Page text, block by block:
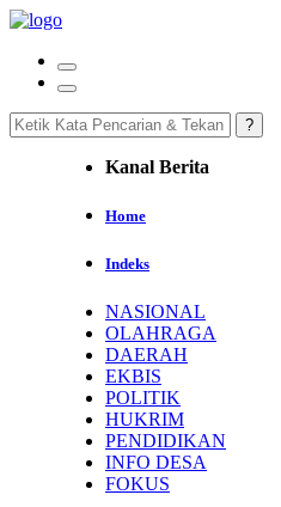
Kanal Berita
Home
Indeks
NASIONAL
OLAHRAGA
DAERAH
EKBIS
POLITIK
HUKRIM
PENDIDIKAN
INFO DESA
FOKUS